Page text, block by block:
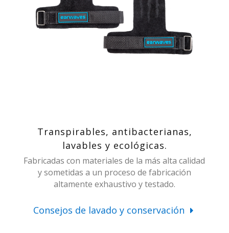
Transpirables, antibacterianas,
lavables y ecológicas.
Fabricadas con materiales de la más alta calidad
y sometidas a un proceso de fabricación
altamente exhaustivo y testado.
Consejos de lavado y conservación